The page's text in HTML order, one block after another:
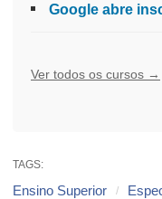
Google abre
Ver todos os cursos →
TAGS:
Ensino Superior